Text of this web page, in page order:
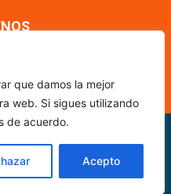
que damos la mejor
web. Si sigues utilizando
de acuerdo.
Acepto
XML Sitemap
- 2021